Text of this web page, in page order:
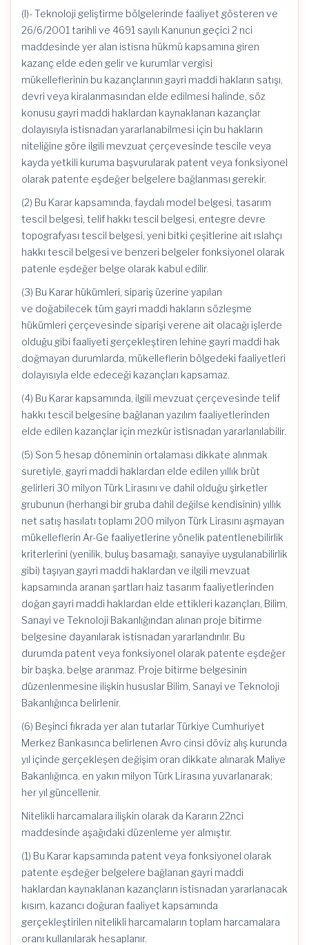
(I)- Teknoloji geliştirme bölgelerinde faaliyet gösteren ve
26/6/2001 tarihli ve 4691 sayılı Kanunun geçici 2 nci
maddesinde yer alan istisna hükmü kapsamına giren
kazanç elde eden gelir ve kurumlar vergisi
mükelleflerinin bu kazançlarının gayri maddi hakların satışı,
devri veya kiralanmasından elde edilmesi halinde, söz
konusu gayri maddi haklardan kaynaklanan kazançlar
dolayısıyla istisnadan yararlanabilmesi için bu hakların
niteliğine göre ilgili mevzuat çerçevesinde tescile veya
kayda yetkili kuruma başvurularak patent veya fonksiyonel
olarak patente eşdeğer belgelere bağlanması gerekir.
(2) Bu Karar kapsamında, faydalı model belgesi, tasarım
tescil belgesi, telif hakkı tescil belgesi, entegre devre
topografyası tescil belgesi, yeni bitki çeşitlerine ait ıslahçı
hakkı tescil belgesi ve benzeri belgeler fonksiyonel olarak
patenle eşdeğer belge olarak kabul edilir.
(3) Bu Karar hükümleri, sipariş üzerine yapılan
ve doğabilecek tüm gayri maddi hakların sözleşme
hükümleri çerçevesinde siparişi verene ait olacağı işlerde
olduğu gibi faaliyeti gerçekleştiren lehine gayri maddi hak
doğmayan durumlarda, mükelleflerin bölgedeki faaliyetleri
dolayısıyla elde edeceği kazançları kapsamaz.
(4) Bu Karar kapsamında, ilgili mevzuat çerçevesinde telif
hakkı tescil belgesine bağlanan yazılım faaliyetlerinden
elde edilen kazançlar için mezkûr istisnadan yararlanılabilir.
(5) Son 5 hesap döneminin ortalaması dikkate alınmak
suretiyle, gayri maddi haklardan elde edilen yıllık brüt
gelirleri 30 milyon Türk Lirasını ve dahil olduğu şirketler
grubunun (herhangi bir gruba dahil değilse kendisinin) yıllık
net satış hasılatı toplamı 200 milyon Türk Lirasını aşmayan
mükelleflerin Ar-Ge faaliyetlerine yönelik patentlenebilirlik
kriterlerini (yenilik, buluş basamağı, sanayiye uygulanabilirlik
gibi) taşıyan gayri maddi haklardan ve ilgili mevzuat
kapsamında aranan şartları haiz tasarım faaliyetlerinden
doğan gayri maddi haklardan elde ettikleri kazançları, Bilim,
Sanayi ve Teknoloji Bakanlığından alınan proje bitirme
belgesine dayanılarak istisnadan yararlandırılır. Bu
durumda patent veya fonksiyonel olarak patente eşdeğer
bir başka, belge aranmaz. Proje bitirme belgesinin
düzenlenmesine ilişkin hususlar Bilim, Sanayi ve Teknoloji
Bakanlığınca belirlenir.
(6) Beşinci fıkrada yer alan tutarlar Türkiye Cumhuriyet
Merkez Bankasınca belirlenen Avro cinsi döviz alış kurunda
yıl içinde gerçekleşen değişim oran dikkate alınarak Maliye
Bakanlığınca, en yakın milyon Türk Lirasına yuvarlanarak;
her yıl güncellenir.
Nitelikli harcamalara ilişkin olarak da Kararın 22nci
maddesinde aşağıdaki düzenleme yer almıştır.
(1) Bu Karar kapsamında patent veya fonksiyonel olarak
patente eşdeğer belgelere bağlanan gayri maddi
haklardan kaynaklanan kazançların istisnadan yararlanacak
kısım, kazancı doğuran faaliyet kapsamında
gerçekleştirilen nitelikli harcamaların toplam harcamalara
oranı kullanılarak hesaplanır.